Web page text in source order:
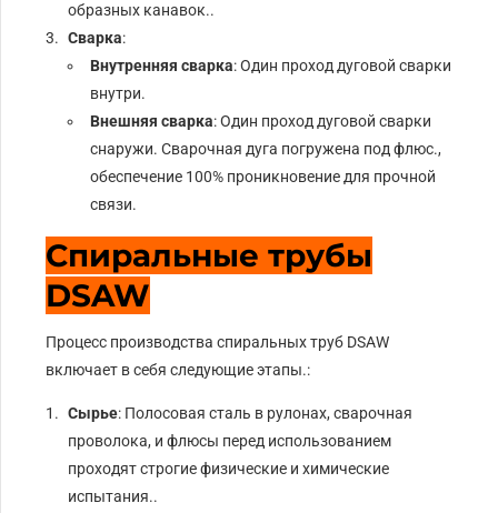
образных канавок..
Сварка:
Внутренняя сварка: Один проход дуговой сварки
внутри.
Внешняя сварка: Один проход дуговой сварки
снаружи. Сварочная дуга погружена под флюс.,
обеспечение 100% проникновение для прочной
связи.
Спиральные трубы
DSAW
Процесс производства спиральных труб DSAW
включает в себя следующие этапы.:
Сырье: Полосовая сталь в рулонах, сварочная
проволока, и флюсы перед использованием
проходят строгие физические и химические
испытания..